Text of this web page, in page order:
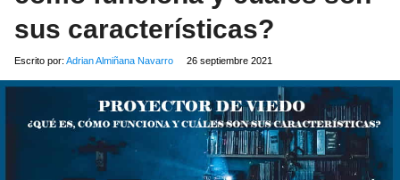
sus características?
Escrito por: Adrian Almiñana Navarro 26 septiembre 2021